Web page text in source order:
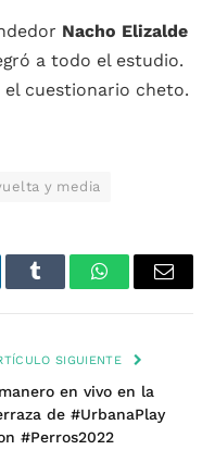
Nacho Elizalde
a todo el estudio.
cuestionario cheto.
y media
Tumblr WhatsAppEmail
SIGUIENTE
en vivo en la
de #UrbanaPlay
#Perros2022